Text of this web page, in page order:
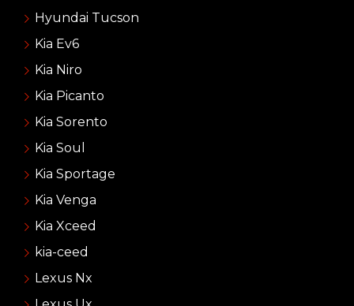
Hyundai Tucson
Kia Ev6
Kia Niro
Kia Picanto
Kia Sorento
Kia Soul
Kia Sportage
Kia Venga
Kia Xceed
kia-ceed
Lexus Nx